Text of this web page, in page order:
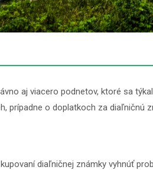
aj viacero podnetov, ktoré sa
prípadne o doplatkoch za
diaľničnej známky vyhnúť